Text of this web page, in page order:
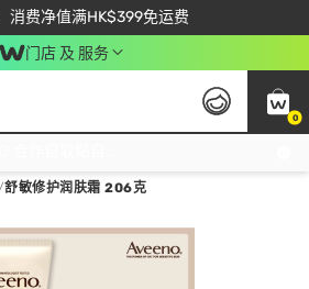
消费净值满HK$399免运费
为易赏钱会员尽享独家优惠
买满$450 输入 NEWAPP 即减$50
门店 及 服务
0
舒敏修护润肤霜 206克